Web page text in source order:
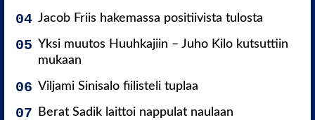
Jacob Friis hakemassa positiivista tulosta
Yksi muutos Huuhkajiin – Juho Kilo kutsuttiin
mukaan
Viljami Sinisalo fiilisteli tuplaa
Berat Sadik laittoi nappulat naulaan